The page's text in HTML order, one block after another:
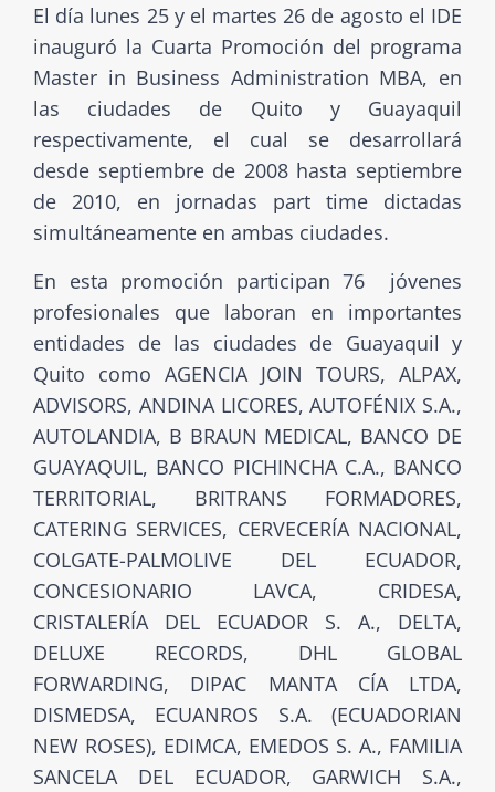
El día lunes 25 y el martes 26 de agosto el IDE
inauguró la Cuarta Promoción del programa
Master in Business Administration MBA, en
las ciudades de Quito y Guayaquil
respectivamente, el cual se desarrollará
desde septiembre de 2008 hasta septiembre
de 2010, en jornadas part time dictadas
simultáneamente en ambas ciudades.
En esta promoción participan 76 jóvenes
profesionales que laboran en importantes
entidades de las ciudades de Guayaquil y
Quito como AGENCIA JOIN TOURS, ALPAX,
ADVISORS, ANDINA LICORES, AUTOFÉNIX S.A.,
AUTOLANDIA, B BRAUN MEDICAL, BANCO DE
GUAYAQUIL, BANCO PICHINCHA C.A., BANCO
TERRITORIAL, BRITRANS FORMADORES,
CATERING SERVICES, CERVECERÍA NACIONAL,
COLGATE-PALMOLIVE DEL ECUADOR,
CONCESIONARIO LAVCA, CRIDESA,
CRISTALERÍA DEL ECUADOR S. A., DELTA,
DELUXE RECORDS, DHL GLOBAL
FORWARDING, DIPAC MANTA CÍA LTDA,
DISMEDSA, ECUANROS S.A. (ECUADORIAN
NEW ROSES), EDIMCA, EMEDOS S. A., FAMILIA
SANCELA DEL ECUADOR, GARWICH S.A.,